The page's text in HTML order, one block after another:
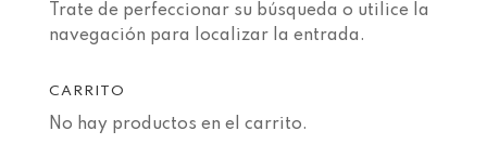
Trate de perfeccionar su búsqueda o utilice la
navegación para localizar la entrada.
CARRITO
No hay productos en el carrito.